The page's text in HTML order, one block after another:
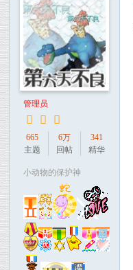
管理员
665
主题
6万
回帖
341
精华
小动物的保护神